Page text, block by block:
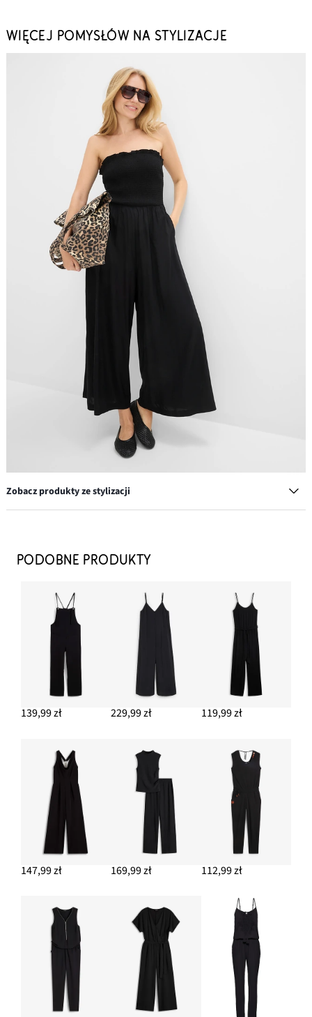
WIĘCEJ POMYSŁÓW NA STYLIZACJE
Zobacz produkty ze stylizacji
54,99 zł
Torba shopper z płótna ze wzorem w panterkę
79,99 zł
DODAJ DO KOSZYKA
Baleriny z miękkiego materiału
124,99 zł
DODAJ DO KOSZYKA
PODOBNE PRODUKTY
139,99 zł 229,99 zł 119,99 zł
147,99 zł 169,99 zł 112,99 zł